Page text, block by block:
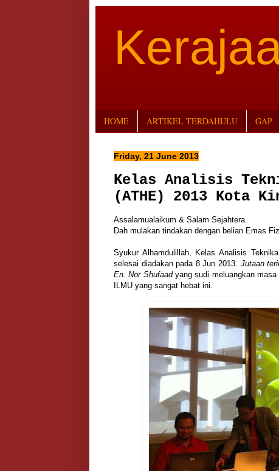
HOME ARTIKEL TERDAHULU GAP
Friday, 21 June 2013
Kelas Analisis
(ATHE) 2013 Kota
Assalamualaikum & Salam Sejahtera.
Dah mulakan tindakan dengan belian Emas
Syukur Alhamdulillah, Kelas Analisis
selesai diadakan pada 8 Jun 2013. Jutaan
En. Nor Shufaadyang sudi meluangkan masa
ILMU yang sangat hebat ini.